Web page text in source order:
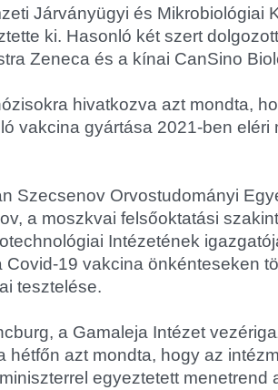
Járványügyi és Mikrobiológiai
ki. Hasonló két szert
Zeneca és a kínai CanSino
hivatkozva azt mondta,
vakcina gyártása 2021-ben eléri
Szecsenov Orvostudományi
a moszkvai felsőoktatási
Intézetének
Covid-19 vakcina önkénteseken
tesztelése.
a Gamaleja Intézet
hétfőn azt mondta, hogy az
egyeztetett menetrend